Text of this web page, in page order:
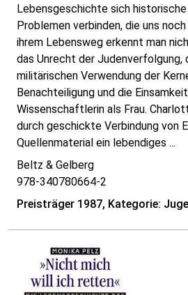
Lebensgeschichte sich
Problemen verbinden, die uns
ihrem Lebensweg erkennt man
das Unrecht der Judenverfolgung,
militärischen Verwendung der
Benachteiligung und die
Wissenschaftlerin als Frau.
durch geschickte Verbindung von
Quellenmaterial ein lebendiges ...
Beltz & Gelberg
978-340780664-2
Preisträger 1987, Kategorie: